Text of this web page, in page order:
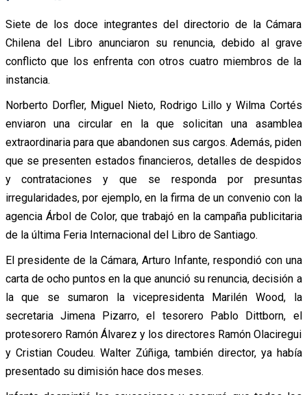
Siete de los doce integrantes del directorio de la Cámara
Chilena del Libro anunciaron su renuncia, debido al grave
conflicto que los enfrenta con otros cuatro miembros de la
instancia.
Norberto Dorfler, Miguel Nieto, Rodrigo Lillo y Wilma Cortés
enviaron una circular en la que solicitan una asamblea
extraordinaria para que abandonen sus cargos. Además, piden
que se presenten estados financieros, detalles de despidos
y contrataciones y que se responda por presuntas
irregularidades, por ejemplo, en la firma de un convenio con la
agencia Árbol de Color, que trabajó en la campaña publicitaria
de la última Feria Internacional del Libro de Santiago.
El presidente de la Cámara, Arturo Infante, respondió con una
carta de ocho puntos en la que anunció su renuncia, decisión a
la que se sumaron la vicepresidenta Marilén Wood, la
secretaria Jimena Pizarro, el tesorero Pablo Dittborn, el
protesorero Ramón Álvarez y los directores Ramón Olaciregui
y Cristian Coudeu. Walter Zúñiga, también director, ya había
presentado su dimisión hace dos meses.